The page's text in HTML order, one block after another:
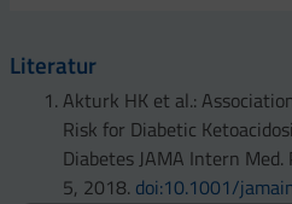
Literatur
Akturk HK et al.:
Risk for Diabetic
Diabetes JAMA Intern
5, 2018. doi:10.1001/